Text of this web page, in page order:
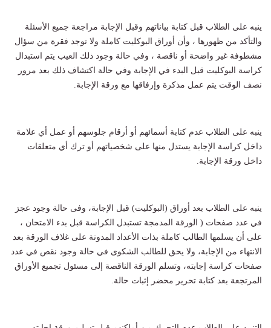
ينبه على الطلاب قبل كتابة بياناتهم وقبل الإجابة مراجعة جميع الأسئلة
والتأكد من ظهورها ، وأن أوراق البوكليت كاملة ولا توجد فقرة من سؤال
مشطوفة غير واضحة أو ناقصة ، وفي حالة وجود ذلك العيب يتم استبدال
كراسة البوكليت قبل البدء في الإجابة وفي حالة اكتشاف ذلك بعد مرور
نصف الوقت يتم عمل مذكرة وإرفاقها مع ورقة الإجابة.
ينبه على الطلاب عدم كتابة أسمائهم أو أرقام جلوسهم أو عمل أي علامة
داخل كراسة الإجابة يستدل منها على شخصياتهم أو ترك أي متعلقات
داخل ورقة الإجابة.
ينبه على الطلاب بعد أوراق (البوكليت) قبل الإجابة، وفى حالة وجود عجز
في عدد صفحات ( الورقة المدمجة تستبدل الكراسة قبل بدء الامتحان ،
على أن يسلمها الطالب كاملة بذات الأعداد المدونة على غلاف الورقة بعد
الانتهاء من الإجابة، ولا يحق للطالب الشكوى في حالة وجود نقص في عدد
صفحات كراسة إجابته، وتسلم الورقة الناقصة إلى مسئول تجميع الأوراق
المرتجعة بعد كتابة تحرير محضر إثبات حالة.